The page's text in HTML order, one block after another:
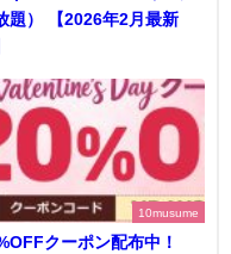
題） 【2026年2月最新
10musume
クーポン配布中！